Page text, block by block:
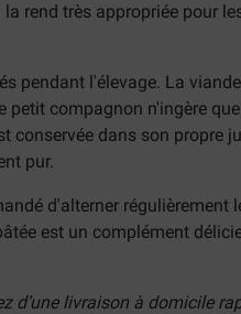
rend très appropriée pour
pendant l'élevage. La
compagnon n'ingère
dans son propre
pur.
d'alterner régulièrement
est un complément
d’une livraison à domicile